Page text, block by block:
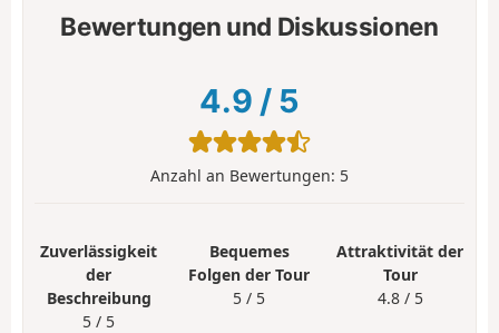
Bewertungen und Diskussionen
4.9 / 5
Anzahl an Bewertungen: 5
Zuverlässigkeit
der
Beschreibung
5 / 5
Bequemes
Folgen der Tour
5 / 5
Attraktivität der
Tour
4.8 / 5